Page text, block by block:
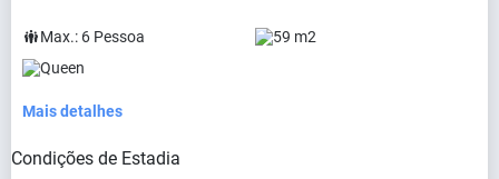
Max.: 6 Pessoa
59 m2
Queen
Mais detalhes
Condições de Estadia